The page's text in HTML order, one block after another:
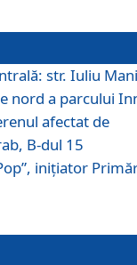
str. Iuliu
nord a parcului
afectat de
B-dul 15
iniţiator